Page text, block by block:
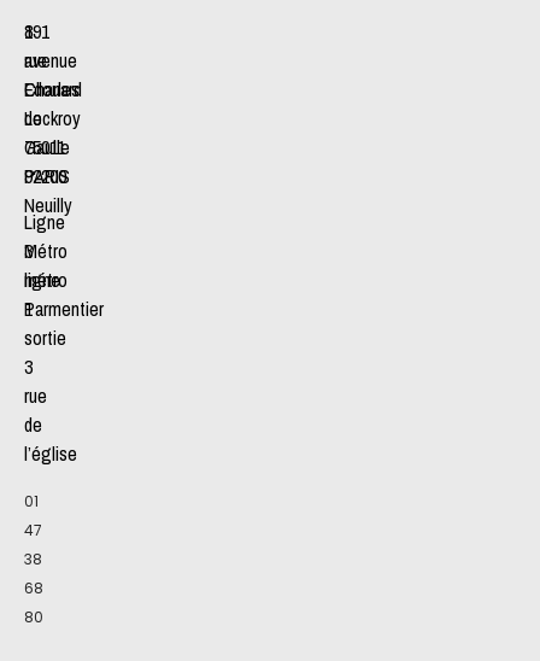
191
avenue
Charles
de
Gaulle
92200
Neuilly
Métro
ligne
1
sortie
3
rue
de
l’église
01
47
38
68
80
8
rue
Edouard
Lockroy
75011
PARIS
Ligne
3
métro
Parmentier